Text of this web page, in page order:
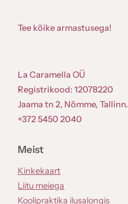
Tee kõike armastusega!
La Caramella OÜ
Registrikood: 12078220
Jaama tn 2, Nõmme, Tallinn.
+372 5450 2040
Meist
Kinkekaart
Liitu meiega
Koolipraktika ilusalongis